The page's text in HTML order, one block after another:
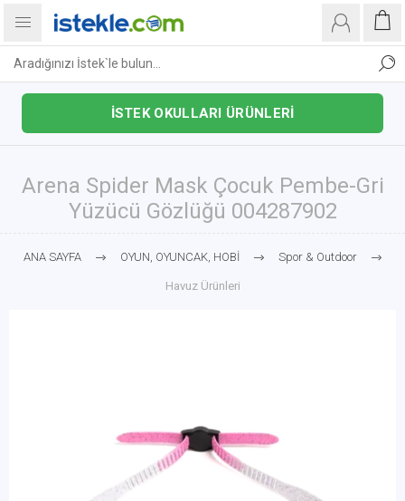
İSTEK OKULLARI ÜRÜNLERİ
Arena Spider Mask Çocuk Pembe-Gri
Yüzücü Gözlüğü 004287902
ANA SAYFA OYUN, OYUNCAK, HOBİ Spor & Outdoor
Havuz Ürünleri